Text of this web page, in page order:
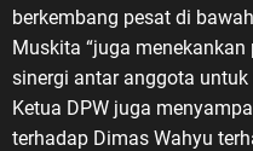
berkembang pesat di
Muskita “juga
sinergi antar anggota
Ketua DPW juga
terhadap Dimas Wahyu